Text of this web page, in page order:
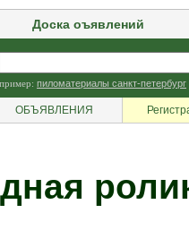
Доска оъявлений
пример: пиломатериалы санкт-петербург
ОБЪЯВЛЕНИЯ